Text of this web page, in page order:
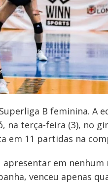
B feminina. A
na terça-feira (3), no
em 11 partidas na
em nenhum
venceu apenas